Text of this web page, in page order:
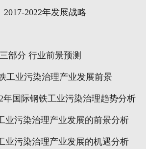
2017-2022年发展战略
部分 行业前景预测
工业污染治理产业发展前景
年国际钢铁工业污染治理趋势分析
业污染治理产业发展的前景分析
业污染治理产业发展的机遇分析